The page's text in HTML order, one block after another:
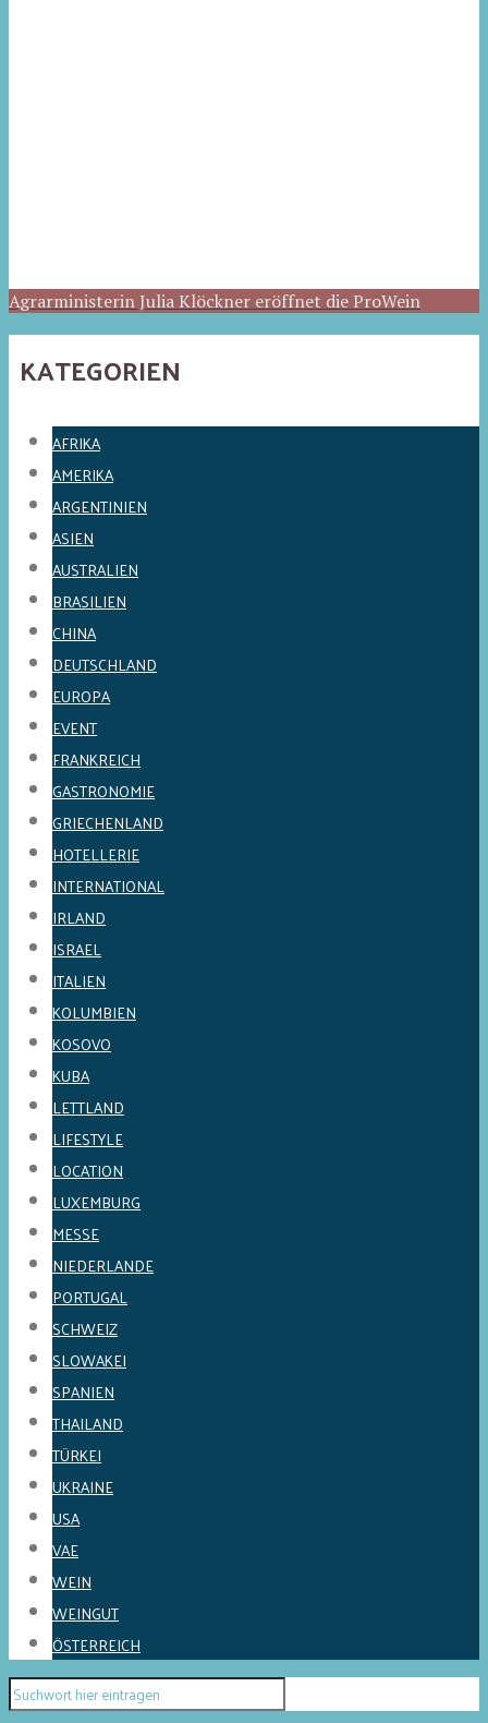
Agrarministerin Julia Klöckner eröffnet die ProWein
KATEGORIEN
AFRIKA
AMERIKA
ARGENTINIEN
ASIEN
AUSTRALIEN
BRASILIEN
CHINA
DEUTSCHLAND
EUROPA
EVENT
FRANKREICH
GASTRONOMIE
GRIECHENLAND
HOTELLERIE
INTERNATIONAL
IRLAND
ISRAEL
ITALIEN
KOLUMBIEN
KOSOVO
KUBA
LETTLAND
LIFESTYLE
LOCATION
LUXEMBURG
MESSE
NIEDERLANDE
PORTUGAL
SCHWEIZ
SLOWAKEI
SPANIEN
THAILAND
TÜRKEI
UKRAINE
USA
VAE
WEIN
WEINGUT
ÖSTERREICH